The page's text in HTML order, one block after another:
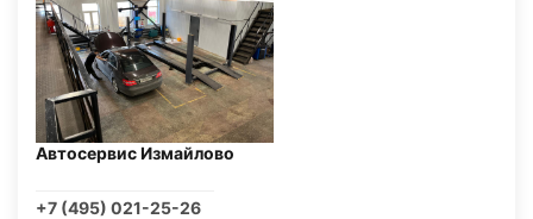
Автосервис Измайлово
+7 (495) 021-25-26